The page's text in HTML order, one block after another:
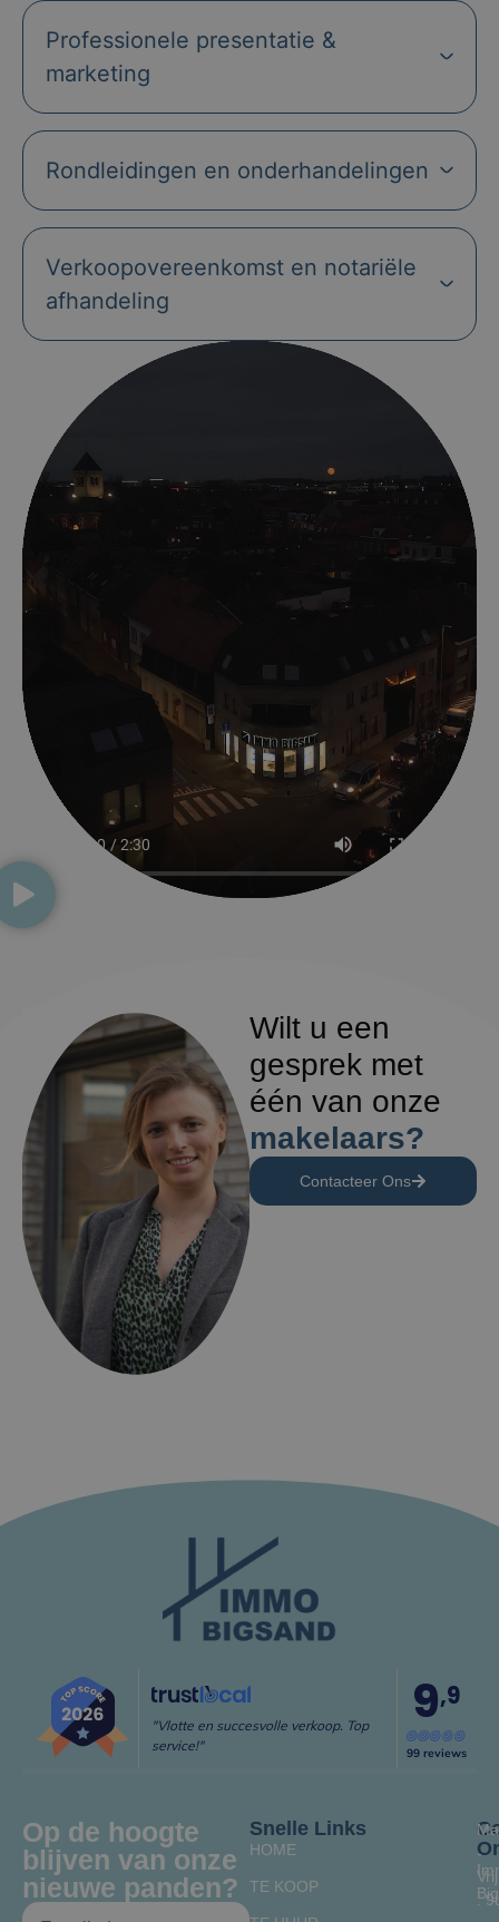
Professionele presentatie &
marketing
Rondleidingen en onderhandelingen
Verkoopovereenkomst en notariële
afhandeling
Wilt u een
gesprek met
één van onze
makelaars?
Contacteer Ons
99 reviews
9,9
"Vlotte en succesvolle verkoop. Top
service!"
Op de hoogte
blijven van onze
nieuwe panden?
Snelle Links
HOME
TE KOOP
Ma
-
Vrij
: